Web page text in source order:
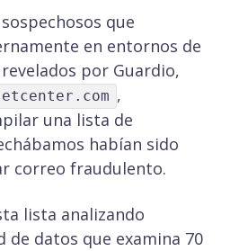
que
en entornos de
por Guardio,
,
una lista de
habían sido
correo fraudulento.
lista analizando
datos que examina 70